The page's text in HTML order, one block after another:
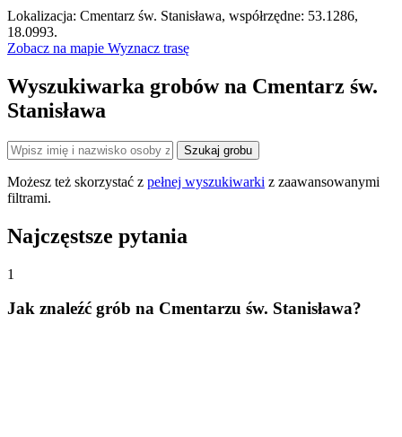
×
+
−
Lokalizacja: Cmentarz św. Stanisława, współrzędne: 53.1286,
18.0993.
Zobacz na mapie Wyznacz trasę
Wyszukiwarka grobów na Cmentarz św.
Stanisława
Szukaj grobu
Możesz też skorzystać z pełnej wyszukiwarki z zaawansowanymi
filtrami.
Najczęstsze pytania
1
Jak znaleźć grób na Cmentarzu św. Stanisława?